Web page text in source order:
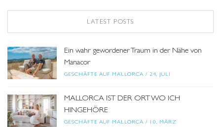
LATEST POSTS
Ein wahr gewordener Traum in der Nähe von
Manacor
GESCHÄFTE AUF MALLORCA / 24, JULI
MALLORCA IST DER ORT WO ICH
HINGEHÖRE
GESCHÄFTE AUF MALLORCA / 10, MÄRZ